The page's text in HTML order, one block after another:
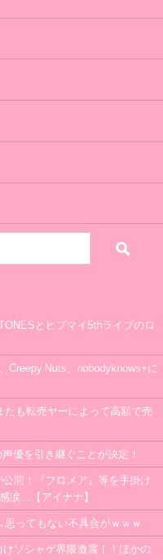
とヒプマイ5thライブのロ
Creepy Nuts、nobodyknows+に
も転売ヤーによって高額で売
優を引き継ぐことが決定！
公開！『プロメア』等を手掛け
涙…【アイナナ】
ってもない不具合がｗｗｗ
ソシャゲ界隈激震！！ほかの